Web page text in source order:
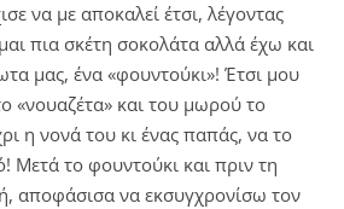
να με αποκαλεί έτσι, λέγοντας
πια σκέτη σοκολάτα αλλά έχω και
μας, ένα «φουντούκι»! Έτσι μου
«νουαζέτα» και του μωρού το
η νονά του κι ένας παπάς, να το
Μετά το φουντούκι και πριν τη
αποφάσισα να εκσυγχρονίσω τον